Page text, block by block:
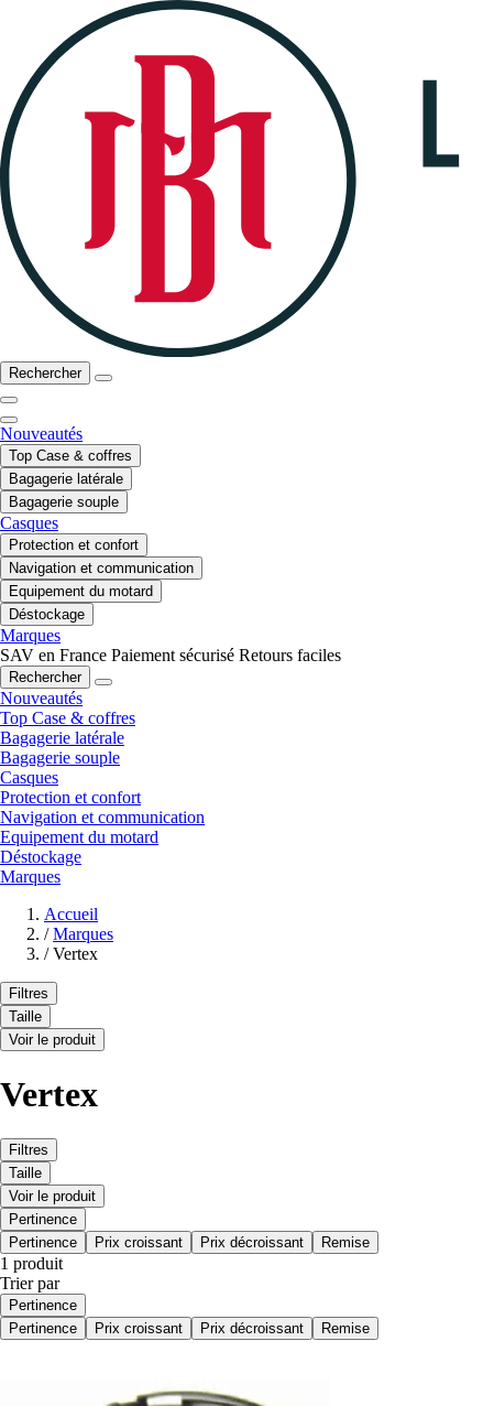
Rechercher
Nouveautés
Top Case & coffres
Bagagerie latérale
Bagagerie souple
Casques
Protection et confort
Navigation et communication
Equipement du motard
Déstockage
Marques
SAV en France Paiement sécurisé Retours faciles
Rechercher
Nouveautés
Top Case & coffres
Bagagerie latérale
Bagagerie souple
Casques
Protection et confort
Navigation et communication
Equipement du motard
Déstockage
Marques
Accueil
/ Marques
/ Vertex
Filtres
Taille
Voir le produit
Vertex
Filtres
Taille
Voir le produit
Pertinence
Pertinence
Prix croissant Prix décroissant Remise
1 produit
Trier par
Pertinence
Pertinence
Prix croissant Prix décroissant Remise